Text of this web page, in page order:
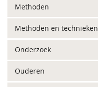
Methoden
Methoden en technieken
Onderzoek
Ouderen